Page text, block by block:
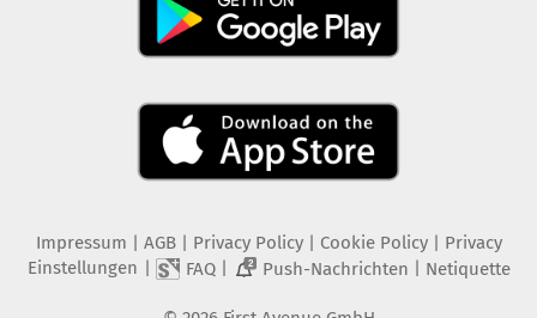
Impressum | AGB | Privacy Policy| Cookie Policy| Privacy
Einstellungen | FAQ| 2 Push-Nachrichten | Netiquette